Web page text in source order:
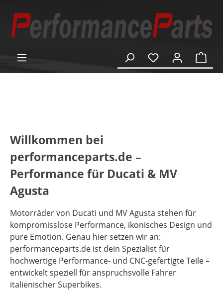
springen
Willkommen bei
performanceparts.de –
Performance für Ducati & MV
Agusta
Motorräder von Ducati und MV Agusta stehen für
kompromisslose Performance, ikonisches Design und
pure Emotion. Genau hier setzen wir an:
performanceparts.de ist dein Spezialist für
hochwertige Performance- und CNC-gefertigte Teile –
entwickelt speziell für anspruchsvolle Fahrer
italienischer Superbikes.